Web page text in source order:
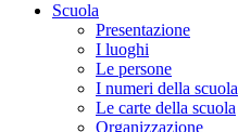
Scuola
Presentazione
I luoghi
Le persone
I numeri della scuola
Le carte della scuola
Organizzazione